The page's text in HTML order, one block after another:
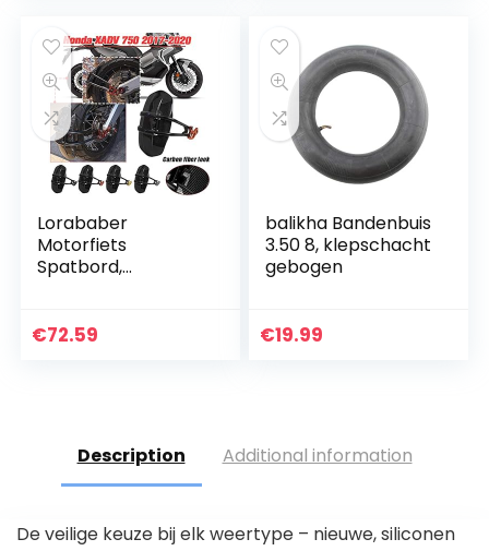
Lorababer
Motorfiets
Spatbord,
Spatbescherming
€72.59
balikha Bandenbuis
3.50 8, klepschacht
gebogen
€19.99
Description Additional information
De veilige keuze bij elk weertype – nieuwe, siliconen